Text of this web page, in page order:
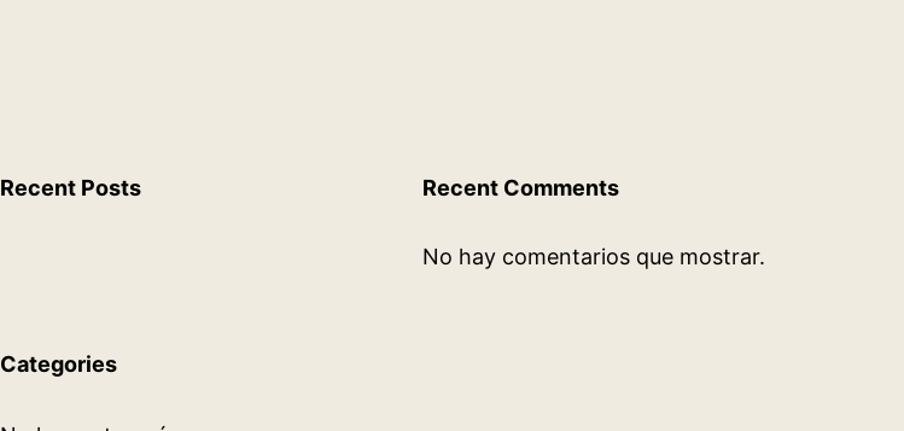
Recent Posts Recent Comments
No hay comentarios que mostrar.
Categories